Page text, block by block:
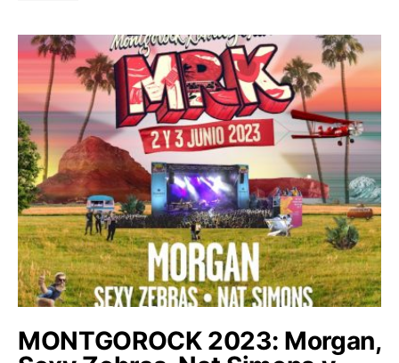
MONTGOROCK 2023: Morgan,